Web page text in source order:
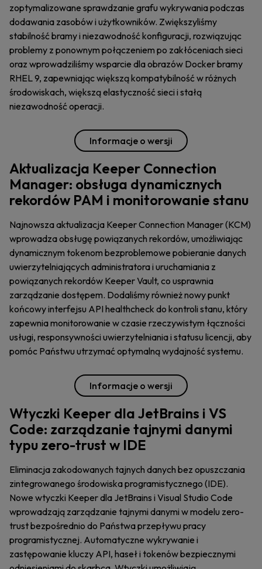
zoptymalizowane sprawdzanie grafu wykrywania podczas
dodawania zasobów i użytkowników. Zwiększyliśmy
stabilność bramy i niezawodność konfiguracji, rozwiązując
problemy z ponownym połączeniem po zakłóceniach sieci
oraz wprowadziliśmy wsparcie dla obrazów Docker bramy
RHEL 9, zapewniając większą kompatybilność w różnych
środowiskach, większą elastyczność sieci i stałą
niezawodność operacji.
Informacje o wersji
Aktualizacja Keeper Connection
Manager: obsługa dynamicznych
rekordów PAM i monitorowanie stanu
Najnowsza aktualizacja Keeper Connection Manager (KCM)
wprowadza obsługę powiązanych rekordów, umożliwiając
dynamicznym tokenom bezproblemowe pobieranie danych
uwierzytelniających administratora i uruchamiania z
powiązanych rekordów Keeper Vault, co usprawnia
zarządzanie dostępem. Dodaliśmy również nowy punkt
końcowy interfejsu API healthcheck do kontroli stanu, który
zapewnia monitorowanie w czasie rzeczywistym łączności
usługi, responsywności uwierzytelniania i statusu licencji, aby
pomóc Państwu utrzymać optymalną wydajność systemu.
Informacje o wersji
Wtyczki Keeper dla JetBrains i VS
Code: zarządzanie tajnymi danymi
typu zero-trust w IDE
Eliminacja zakodowanych tajnych danych bez opuszczania
zintegrowanego środowiska programistycznego (IDE).
Nowe wtyczki Keeper dla JetBrains i Visual Studio Code
wprowadzają zarządzanie tajnymi danymi w modelu zero-
trust bezpośrednio do Państwa przepływu pracy
programistycznej. Automatyczne wykrywanie i
zastępowanie kluczy API, haseł i tokenów bezpiecznymi